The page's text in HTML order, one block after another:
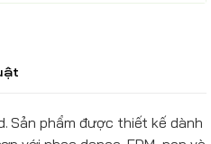
Sản phẩm được thiết kế dành